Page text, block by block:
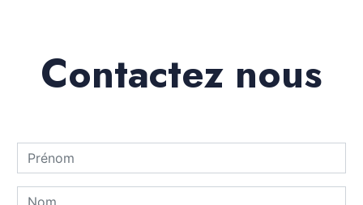
Contactez nous